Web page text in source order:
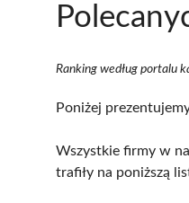
Ranking według portalu
Poniżej
Wszystkie firmy w
trafiły na poniższą